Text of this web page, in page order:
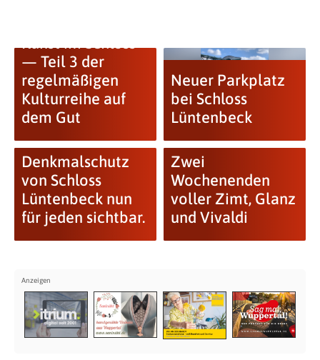
— Teil 3 der
regelmäßigen
Kulturreihe auf
dem Gut
Neuer Parkplatz
bei Schloss
Lüntenbeck
Denkmalschutz
von Schloss
Lüntenbeck nun
für jeden sichtbar.
Zwei
Wochenenden
voller Zimt, Glanz
und Vivaldi